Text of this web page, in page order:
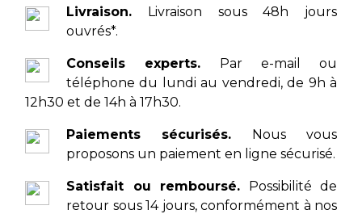
Livraison. Livraison sous 48h jours
ouvrés*.
Conseils experts. Par e-mail ou
téléphone du lundi au vendredi, de 9h à
12h30 et de 14h à 17h30.
Paiements sécurisés. Nous vous
proposons un paiement en ligne sécurisé.
Satisfait ou remboursé. Possibilité de
retour sous 14 jours, conformément à nos